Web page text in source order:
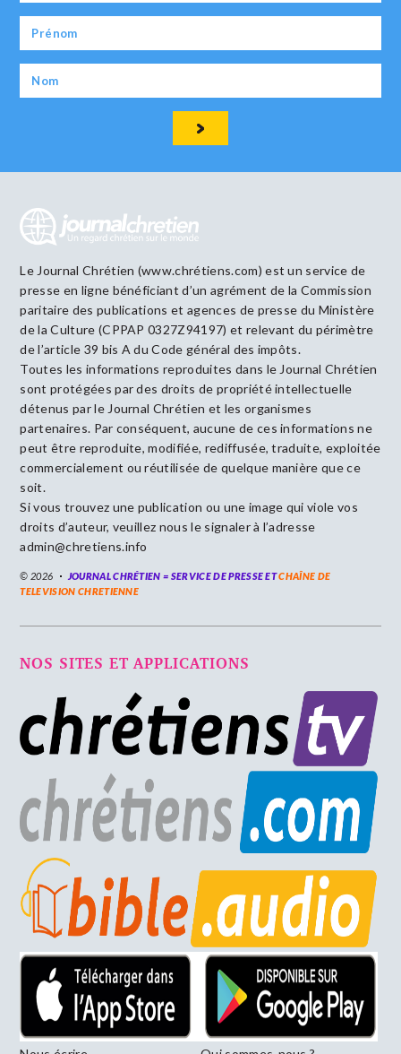
Le Journal Chrétien (www.chrétiens.com) est un service de
presse en ligne bénéficiant d’un agrément de la Commission
paritaire des publications et agences de presse du Ministère
de la Culture (CPPAP 0327Z94197) et relevant du périmètre
de l’article 39 bis A du Code général des impôts.
Toutes les informations reproduites dans le Journal Chrétien
sont protégées par des droits de propriété intellectuelle
détenus par le Journal Chrétien et les organismes
partenaires. Par conséquent, aucune de ces informations ne
peut être reproduite, modifiée, rediffusée, traduite, exploitée
commercialement ou réutilisée de quelque manière que ce
soit.
Si vous trouvez une publication ou une image qui viole vos
droits d’auteur, veuillez nous le signaler à l’adresse
admin@chretiens.info
© 2026 JOURNAL CHRÉTIEN = SERVICE DE PRESSE ETCHAÎNE DE
TELEVISION CHRETIENNE
NOS SITES ET APPLICATIONS